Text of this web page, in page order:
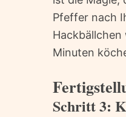
Pfeffer nach
Hackbällchen
Minuten
Schritt 3: